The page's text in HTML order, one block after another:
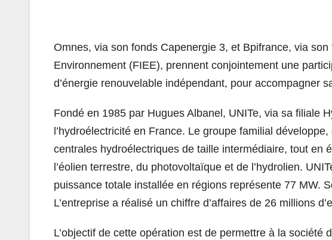
Omnes, via son fonds Capenergie 3, et Bpifrance, via
Environnement (FIEE), prennent conjointement une
d’énergie renouvelable indépendant, pour accompagner
Fondé en 1985 par Hugues Albanel, UNITe, via sa filiale
l’hydroélectricité en France. Le groupe familial
centrales hydroélectriques de taille intermédiaire, tout en
l’éolien terrestre, du photovoltaïque et de l’hydrolien.
puissance totale installée en régions représente 77 MW.
L’entreprise a réalisé un chiffre d’affaires de 26 millions
L’objectif de cette opération est de permettre à la